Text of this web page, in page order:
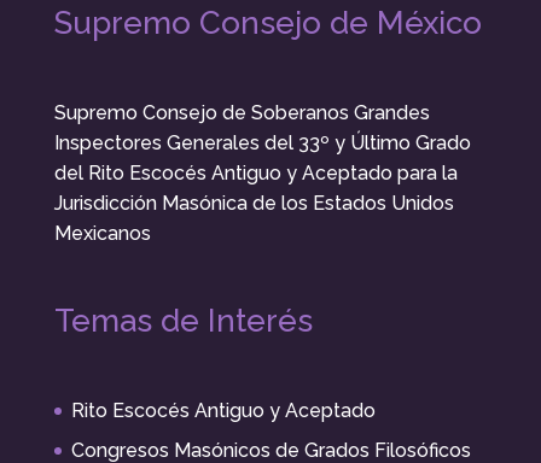
Supremo Consejo de México
Supremo Consejo de Soberanos Grandes
Inspectores Generales del 33º y Último Grado
del Rito Escocés Antiguo y Aceptado para la
Jurisdicción Masónica de los Estados Unidos
Mexicanos
Temas de Interés
Rito Escocés Antiguo y Aceptado
Congresos Masónicos de Grados Filosóficos